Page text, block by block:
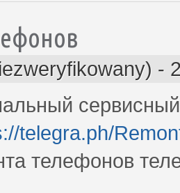
-
telegra.ph/
телефонов